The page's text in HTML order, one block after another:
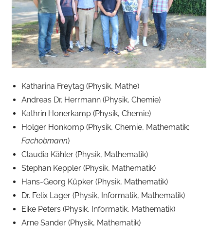
Katharina Freytag (Physik, Mathe)
Andreas Dr. Herrmann (Physik, Chemie)
Kathrin Honerkamp (Physik, Chemie)
Holger Honkomp (Physik, Chemie, Mathematik;
Fachobmann)
Claudia Kähler (Physik, Mathematik)
Stephan Keppler (Physik, Mathematik)
Hans-Georg Küpker (Physik, Mathematik)
Dr. Felix Lager (Physik, Informatik, Mathematik)
Eike Peters (Physik, Informatik, Mathematik)
Arne Sander (Physik, Mathematik)